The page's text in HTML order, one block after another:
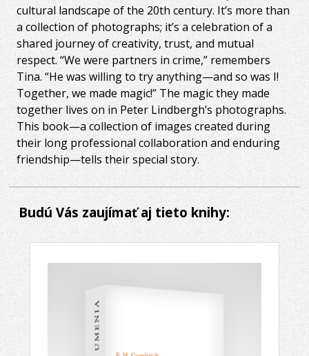
cultural landscape of the 20th century. It’s more than
a collection of photographs; it’s a celebration of a
shared journey of creativity, trust, and mutual
respect. “We were partners in crime,” remembers
Tina. “He was willing to try anything—and so was I!
Together, we made magic!” The magic they made
together lives on in Peter Lindbergh’s photographs.
This book—a collection of images created during
their long professional collaboration and enduring
friendship—tells their special story.
Budú Vás zaujímať aj tieto knihy: